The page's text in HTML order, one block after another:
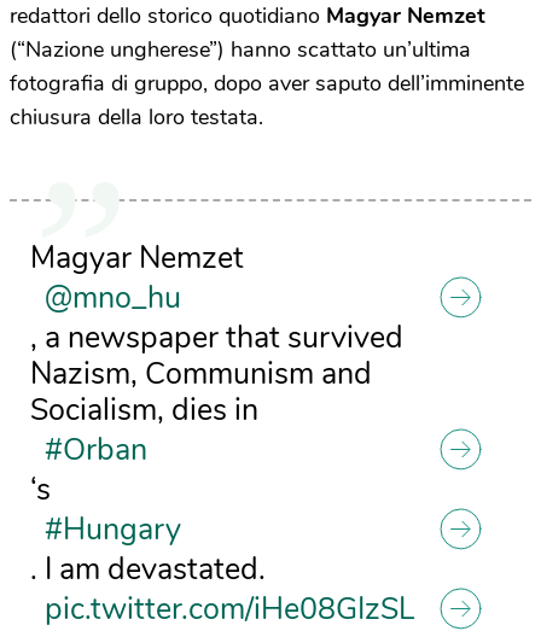
redattori dello storico quotidiano Magyar Nemzet
(“Nazione ungherese”) hanno scattato un’ultima
fotografia di gruppo, dopo aver saputo dell’imminente
chiusura della loro testata.
Magyar Nemzet
@mno_hu
, a newspaper that survived
Nazism, Communism and
Socialism, dies in
#Orban
‘s
#Hungary
. I am devastated.
pic.twitter.com/iHe08GIzSL